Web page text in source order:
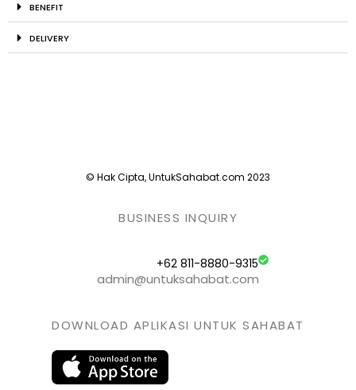
BENEFIT
DELIVERY
© Hak Cipta, UntukSahabat.com 2023
BUSINESS INQUIRY
+62 811-8880-9315
admin@untuksahabat.com
DOWNLOAD APLIKASI UNTUK SAHABAT